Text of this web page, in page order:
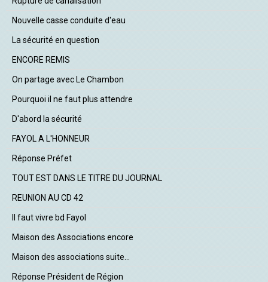
Nouvelle casse conduite d'eau
La sécurité en question
ENCORE REMIS
On partage avec Le Chambon
Pourquoi il ne faut plus attendre
D'abord la sécurité
FAYOL A L'HONNEUR
Réponse Préfet
TOUT EST DANS LE TITRE DU JOURNAL
REUNION AU CD 42
Il faut vivre bd Fayol
Maison des Associations encore
Maison des associations suite...
Réponse Président de Région